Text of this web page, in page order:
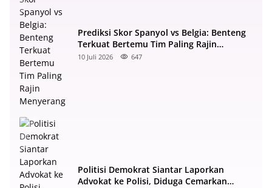
Prediksi Skor Spanyol vs Belgia: Benteng
Terkuat Bertemu Tim Paling Rajin
Menyerang
10 Juli 2026 647
Politisi Demokrat Siantar Laporkan
Advokat ke Polisi, Diduga Cemarkan